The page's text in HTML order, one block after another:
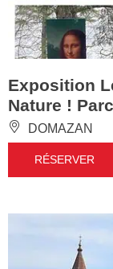
Exposition
Nature !
DOMAZAN
RÉSERVER